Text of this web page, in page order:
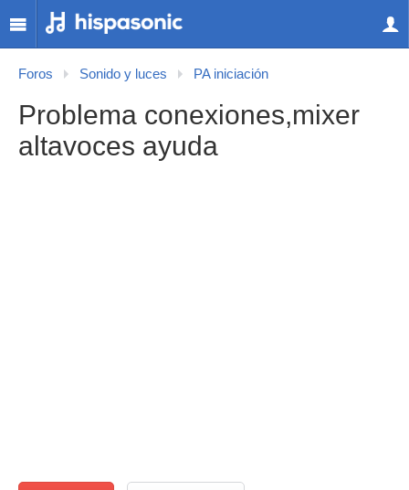
Foros Sonido y luces PA iniciación
Problema conexiones,mixer
altavoces ayuda